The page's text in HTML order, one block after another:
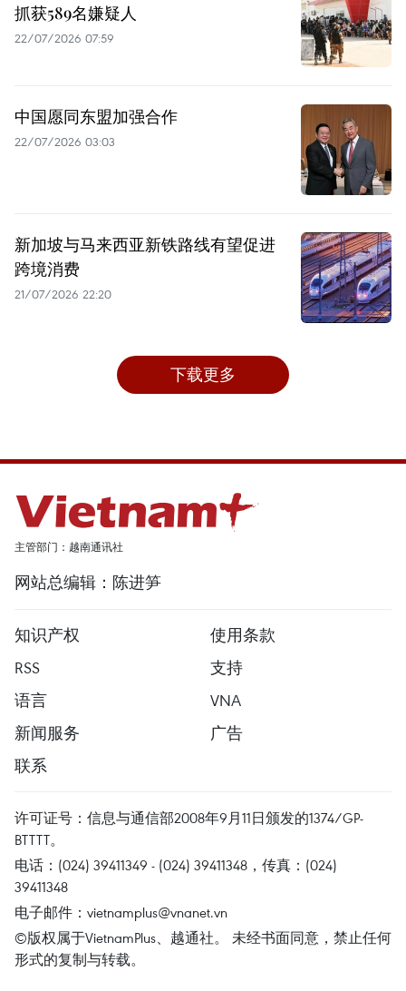
抓获589名嫌疑人
22/07/2026 07:59
中国愿同东盟加强合作
22/07/2026 03:03
新加坡与马来西亚新铁路线有望促进
跨境消费
21/07/2026 22:20
下载更多
主管部门：越南通讯社
网站总编辑：陈进笋
知识产权
使用条款
RSS
支持
语言
VNA
新闻服务
广告
联系
许可证号：信息与通信部2008年9月11日颁发的1374/GP-
BTTTT。
电话：(024) 39411349 - (024) 39411348，传真：(024)
39411348
电子邮件： vietnamplus@vnanet.vn
©版权属于VietnamPlus、越通社。 未经书面同意，禁止任何
形式的复制与转载。